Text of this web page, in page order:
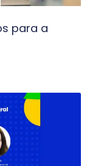
para a